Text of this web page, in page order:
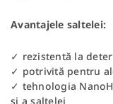
Avantajele saltelei:
✓ rezistentă la
✓ potrivită pentru
✓ tehnologia
și a saltelei